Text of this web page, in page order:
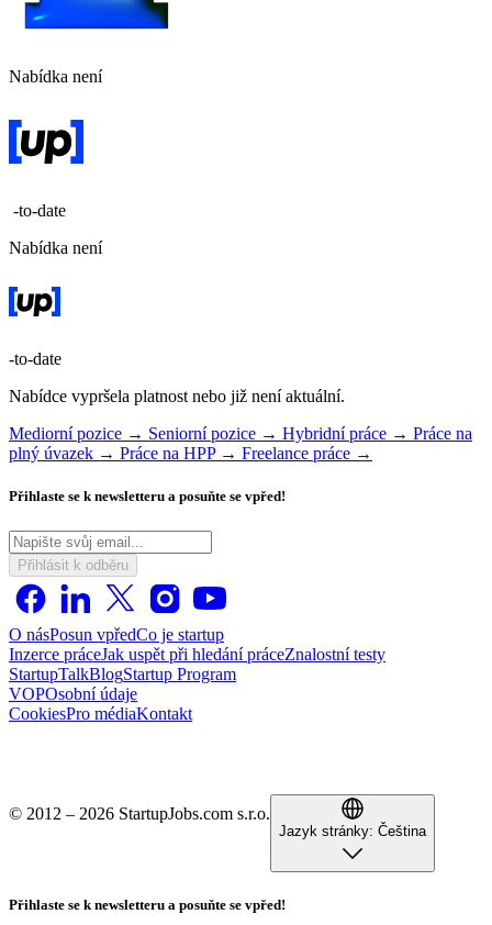
Nabídka není
-to-date
Nabídka není
-to-date
Nabídce vypršela platnost nebo již není aktuální.
Mediorní pozice → Seniorní pozice → Hybridní práce → Práce na
plný úvazek → Práce na HPP → Freelance práce →
Přihlaste se k newsletteru a posuňte se vpřed!
Přihlásit k odběru
O násPosun vpředCo je startup
Inzerce práceJak uspět při hledání práceZnalostní testy
StartupTalkBlogStartup Program
VOPOsobní údaje
CookiesPro médiaKontakt
© 2012 – 2026 StartupJobs.com s.r.o.
Jazyk stránky: Čeština
Přihlaste se k newsletteru a posuňte se vpřed!